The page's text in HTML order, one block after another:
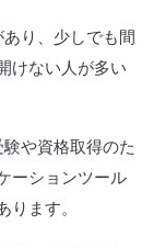
り、少しでも間
けない人が多い
や資格取得のた
ーションツール
ります。